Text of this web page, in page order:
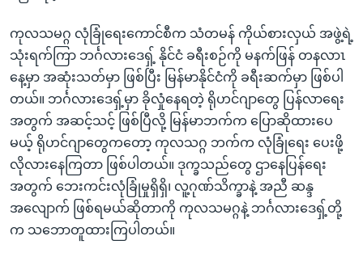
ကုလသမဂ္ဂ လုံခြုံရေးကောင်စီက သံတမန် ကိုယ်စားလှယ် အဖွဲ့ရဲ့
သုံးရက်ကြာ ဘင်္ဂလားဒေရှ့် နိုင်ငံ ခရီးစဉ်ကို မနက်ဖြန် တနလာၤ
နေ့မှာ အဆုံးသတ်မှာ ဖြစ်ပြီး မြန်မာနိုင်ငံကို ခရီးဆက်မှာ ဖြစ်ပါ
တယ်။ ဘင်္ဂလားဒေရှ့်မှာ ခိုလှုံနေရတဲ့ ရိုဟင်ဂျာတွေ ပြန်လာရေး
အတွက် အဆင့်သင့် ဖြစ်ပြီလို့ မြန်မာဘက်က ပြောဆိုထားပေ
မယ့် ရိုဟင်ဂျာတွေကတော့ ကုလသဂ္ဂ ဘက်က လုံခြုံရေး ပေးဖို့
လိုလားနေကြတာ ဖြစ်ပါတယ်။ ဒုက္ခသည်တွေ ဌာနေပြန်ရေး
အတွက် ဘေးကင်းလုံခြုံမှုရှိရှိ၊ လူ့ဂုဏ်သိက္ခာနဲ့ အညီ ဆန္ဒ
အလျောက် ဖြစ်ရမယ်ဆိုတာကို ကုလသမဂ္ဂနဲ့ ဘင်္ဂလားဒေရှ့်တို့
က သဘောတူထားကြပါတယ်။